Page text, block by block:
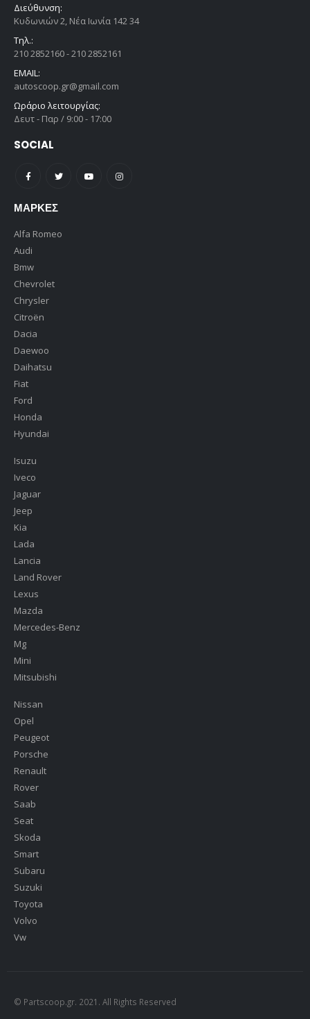
Διεύθυνση:
Κυδωνιών 2, Νέα Ιωνία 142 34
Τηλ.:
210 2852160 - 210 2852161
EMAIL:
autoscoop.gr@gmail.com
Ωράριο λειτουργίας:
Δευτ - Παρ / 9:00 - 17:00
SOCIAL
ΜΆΡΚΕΣ
Alfa Romeo
Audi
Bmw
Chevrolet
Chrysler
Citroën
Dacia
Daewoo
Daihatsu
Fiat
Ford
Honda
Hyundai
Isuzu
Iveco
Jaguar
Jeep
Kia
Lada
Lancia
Land Rover
Lexus
Mazda
Mercedes-Benz
Mg
Mini
Mitsubishi
Nissan
Opel
Peugeot
Porsche
Renault
Rover
Saab
Seat
Skoda
Smart
Subaru
Suzuki
Toyota
Volvo
Vw
© Partscoop.gr. 2021. All Rights Reserved